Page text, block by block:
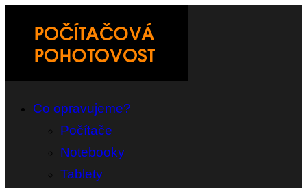
Co opravujeme?
Počítače
Notebooky
Tablety